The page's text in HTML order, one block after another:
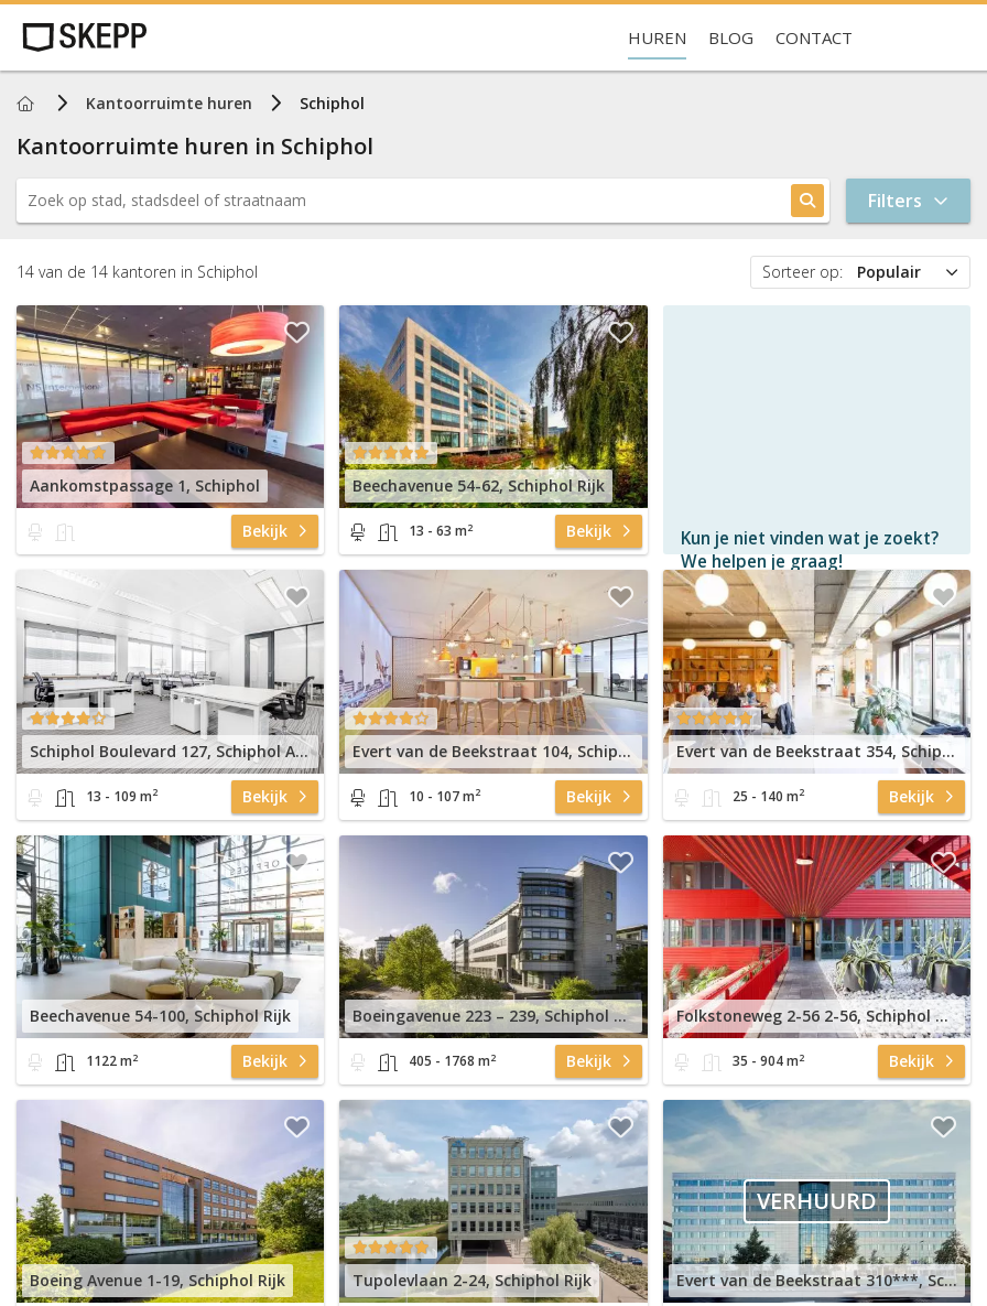
HUREN BLOG CONTACT
Home Kantoorruimte huren Schiphol
Kantoorruimte huren in Schiphol
Filters
14 van de 14 kantoren in Schiphol Sorteer op:
Populair
Populair
Aankomstpassage 1, Schiphol
Bekijk
Beechavenue 54-62, Schiphol Rijk
13 - 63 m2 Bekijk
Kun je niet vinden wat je zoekt?
We helpen je graag!
Gratisen vrijblijvend
Binnen 1 uurantwoord
Persoonlijke hulp
Neem contact op
Schiphol Boulevard 127, Schiphol Airport
13 - 109 m2 Bekijk
Evert van de Beekstraat 104, Schiphol Airport
10 - 107 m2 Bekijk
Evert van de Beekstraat 354, Schiphol Airport
25 - 140 m2 Bekijk
Beechavenue 54-100, Schiphol Rijk
1122 m2 Bekijk
Boeingavenue 223 – 239, Schiphol Rijk
405 - 1768 m2 Bekijk
Folkstoneweg 2-56 2-56, Schiphol Airport
35 - 904 m2 Bekijk
Boeing Avenue 1-19, Schiphol Rijk Tupolevlaan 2-24, Schiphol Rijk Evert van de Beekstraat 310***, Schiphol Airport
VERHUURD